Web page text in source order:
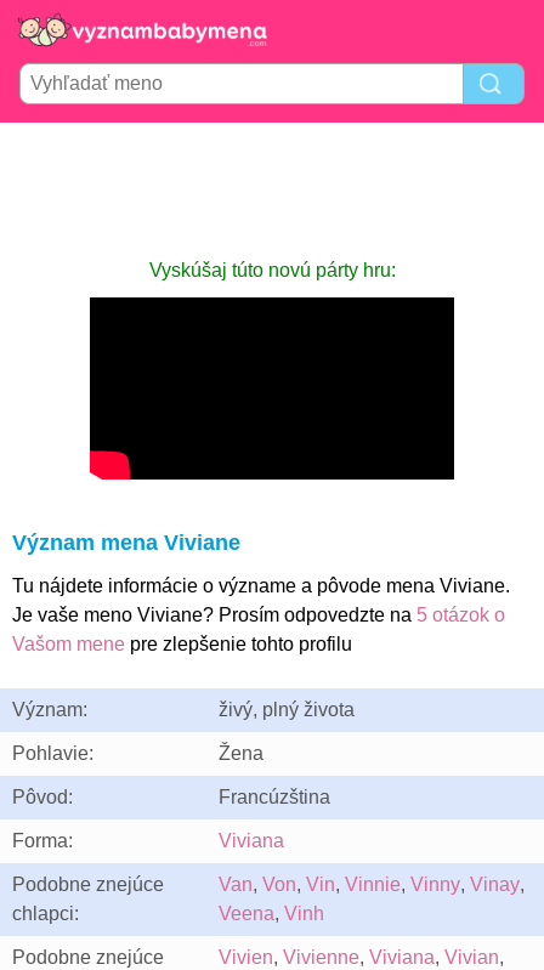
Vyskúšaj túto novú párty hru:
Význam mena Viviane
Tu nájdete informácie o význame a pôvode mena Viviane.
Je vaše meno Viviane? Prosím odpovedzte na 5 otázok o
Vašom mene pre zlepšenie tohto profilu
Význam: živý, plný života
Pohlavie: Žena
Pôvod: Francúzština
Forma: Viviana
Podobne znejúce
chlapci:
Van, Von, Vin, Vinnie, Vinny, Vinay,
Veena, Vinh
Podobne znejúce
Vivien, Vivienne, Viviana, Vivian,